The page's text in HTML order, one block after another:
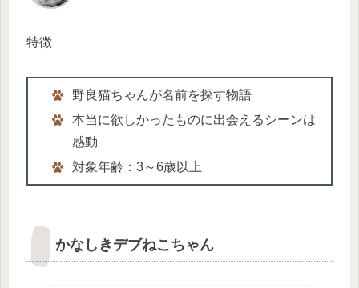
特徴
野良猫ちゃんが名前を探す物語
本当に欲しかったものに出会えるシーンは
感動
対象年齢：3～6歳以上
かなしきデブねこちゃん